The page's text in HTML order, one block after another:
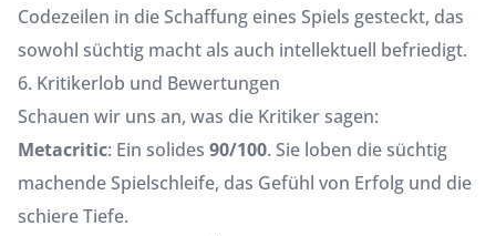
Codezeilen in die Schaffung eines Spiels gesteckt, das
sowohl süchtig macht als auch intellektuell befriedigt.
6. Kritikerlob und Bewertungen
Schauen wir uns an, was die Kritiker sagen:
Metacritic: Ein solides 90/100. Sie loben die süchtig
machende Spielschleife, das Gefühl von Erfolg und die
schiere Tiefe.